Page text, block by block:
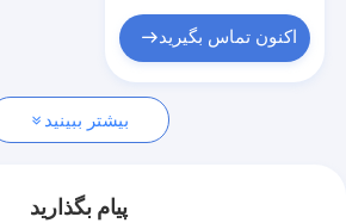
اسباب بازی های مخمل دار حیوانات خانگی
اسباب بازي پر از پرتگاه
اکنون تماس بگیرید
بیشتر ببینید
پیام بگذارید